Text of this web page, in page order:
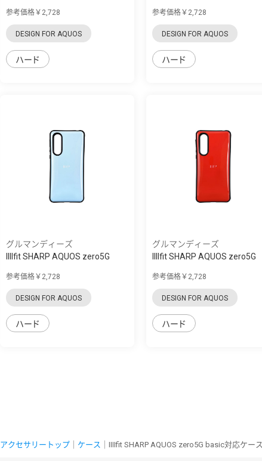
参考価格￥2,728
DESIGN FOR AQUOS
ハード
参考価格￥2,728
DESIGN FOR AQUOS
ハード
グルマンディーズ
IIIIfit SHARP AQUOS zero5G
参考価格￥2,728
DESIGN FOR AQUOS
ハード
グルマンディーズ
IIIIfit SHARP AQUOS zero5G
参考価格￥2,728
DESIGN FOR AQUOS
ハード
アクセサリートップ ケース ｜IIIIfit SHARP AQUOS zero5G basic対応ケース